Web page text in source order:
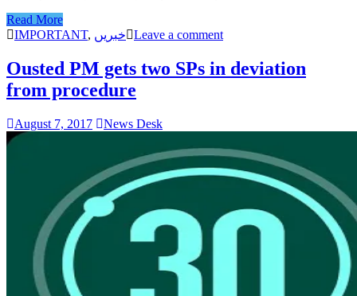
Read More
IMPORTANT, خبریں Leave a comment
Ousted PM gets two SPs in deviation
from procedure
August 7, 2017 News Desk